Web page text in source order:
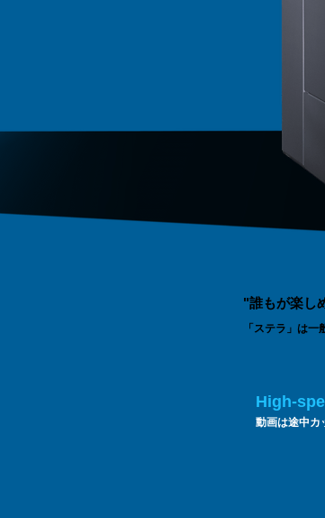
"誰もが楽し
「ステラ」は
High-
動画は途中カ